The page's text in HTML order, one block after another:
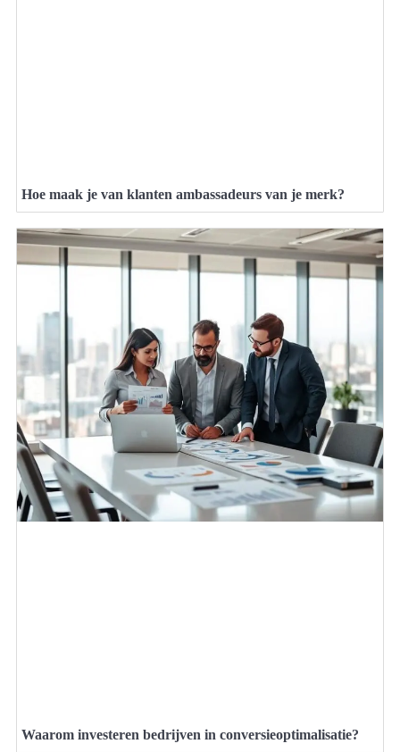
Hoe maak je van klanten ambassadeurs van je merk?
Waarom investeren bedrijven in conversieoptimalisatie?